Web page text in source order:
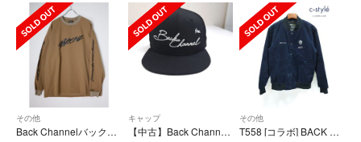
その他
Back Channelバックチャンネル DRY LONG SLEEVE T ロングスリーブTシャツ プルオーバー【XL】【MTSA82283】
キャップ
【中古】Back Channel | バックチャンネル 7 1/2 (59.6cm) NEW ERA 9FIFTY キャップ ブラック【加古川物流】
その他
T558 [コラボ] BACK CHANNEL × PRILLMAL バックチャンネル×プライルマル ジャケット M ネイビー | ★